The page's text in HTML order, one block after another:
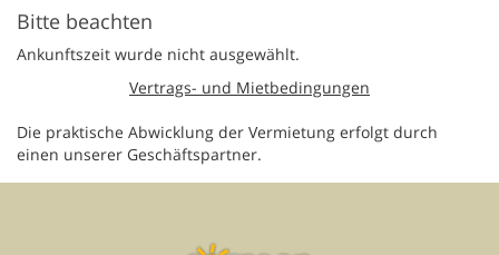
Bitte beachten
Ankunftszeit wurde nicht ausgewählt.
Vertrags- und Mietbedingungen
Die praktische Abwicklung der Vermietung erfolgt durch
einen unserer Geschäftspartner.